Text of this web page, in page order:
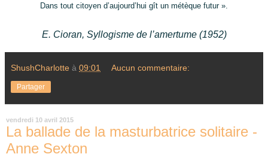
Dans tout citoyen d’aujourd’hui gît un métèque futur ».
E. Cioran, Syllogisme de l’amertume (1952)
ShushCharlotte à 09:01 Aucun commentaire:
Partager
vendredi 10 avril 2015
La ballade de la masturbatrice solitaire -
Anne Sexton